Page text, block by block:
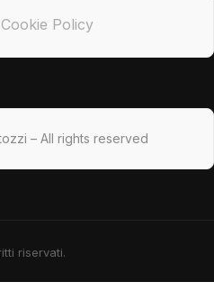
Policy
– All rights reserved
riservati.